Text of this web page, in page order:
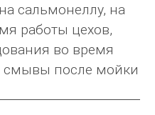
сальмонеллу, на
работы цехов,
во время
смывы после мойки